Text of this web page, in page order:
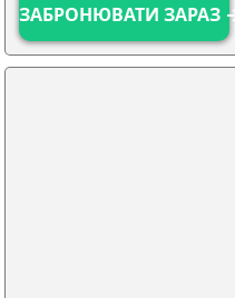
ЗАБРОНЮВАТИ ЗАРАЗ →